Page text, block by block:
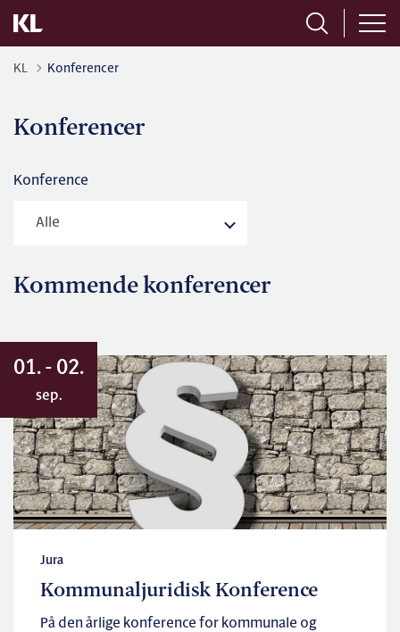
KL Konferencer
Konferencer
Konference
Kommende konferencer
01. - 02.
sep.
Jura
Kommunaljuridisk Konference
På den årlige konference for kommunale og